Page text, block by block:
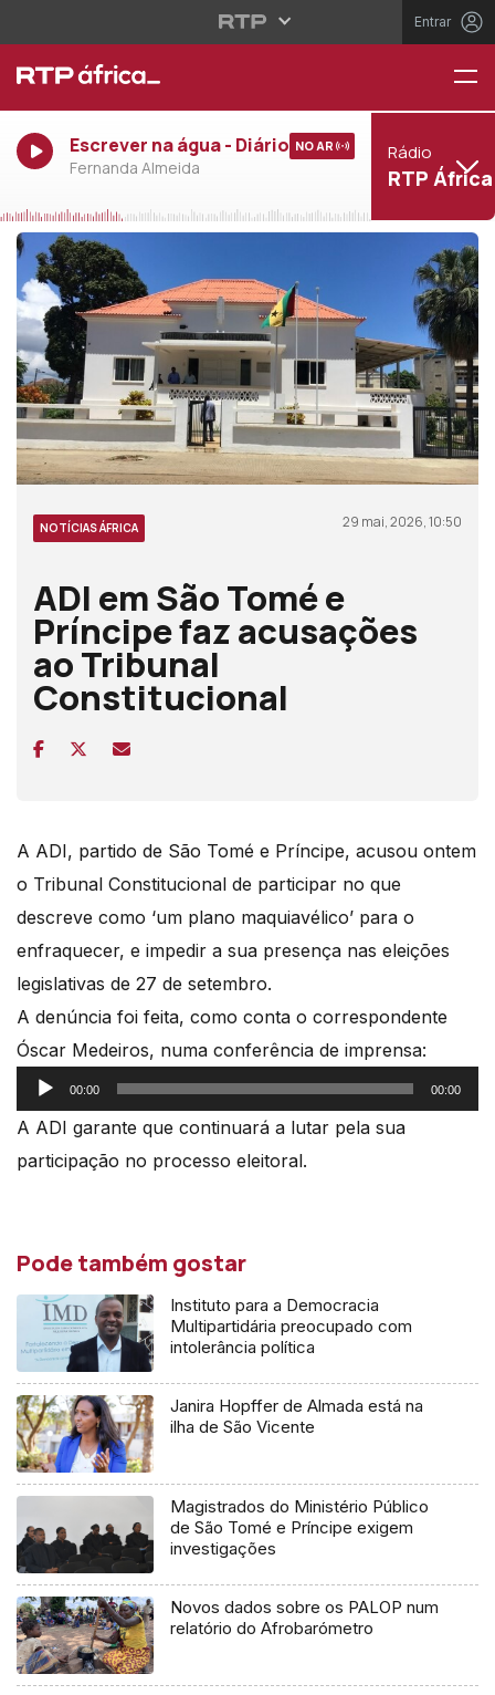
Entrar
Escrever na água - Diário
Fernanda Almeida
NO AR Rádio
RTP África
NOTÍCIAS ÁFRICA 29 mai, 2026, 10:50
ADI em São Tomé e
Príncipe faz acusações
ao Tribunal
Constitucional
A ADI, partido de São Tomé e Príncipe, acusou ontem
o Tribunal Constitucional de participar no que
descreve como ‘um plano maquiavélico’ para o
enfraquecer, e impedir a sua presença nas eleições
legislativas de 27 de setembro.
A denúncia foi feita, como conta o correspondente
Óscar Medeiros, numa conferência de imprensa:
Reprodutor
de
00:00 00:00
A ADI garante que continuará a lutar pela sua
participação no processo eleitoral.
Pode também gostar
Instituto para a Democracia
Multipartidária preocupado com
intolerância política
Janira Hopffer de Almada está na
ilha de São Vicente
Magistrados do Ministério Público
de São Tomé e Príncipe exigem
investigações
Novos dados sobre os PALOP num
relatório do Afrobarómetro